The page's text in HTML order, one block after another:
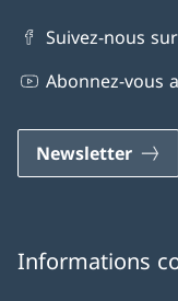
Suivez-nous
Abonnez-vous
Newsletter
Informations